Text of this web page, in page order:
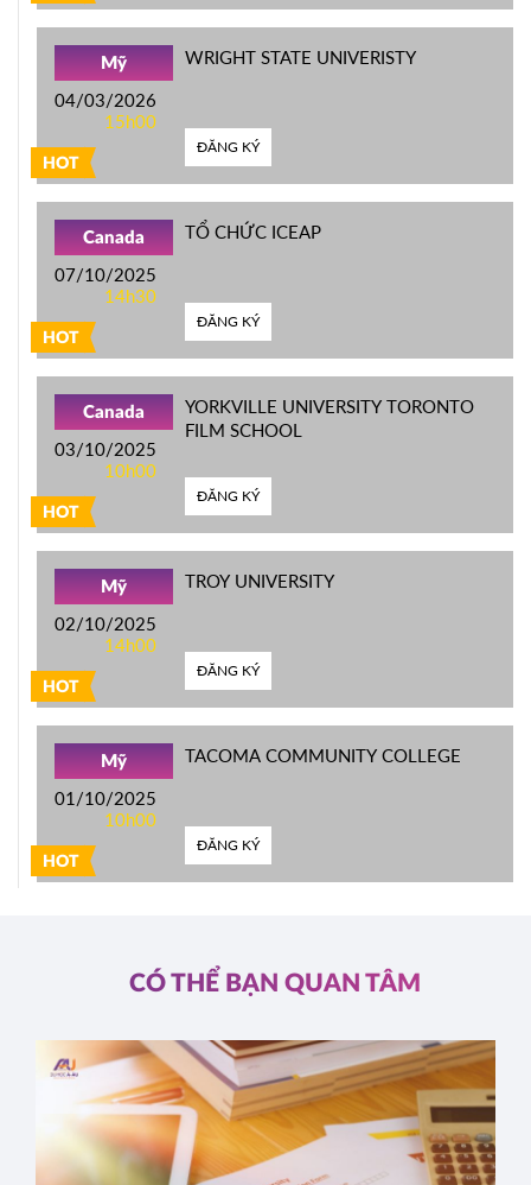
HOT
Mỹ
04/03/2026
15h00
WRIGHT STATE UNIVERISTY
ĐĂNG KÝ
HOT
Canada
07/10/2025
14h30
TỔ CHỨC ICEAP
ĐĂNG KÝ
HOT
Canada
03/10/2025
10h00
YORKVILLE UNIVERSITY TORONTO
FILM SCHOOL
ĐĂNG KÝ
HOT
Mỹ
02/10/2025
14h00
TROY UNIVERSITY
ĐĂNG KÝ
HOT
Mỹ
01/10/2025
10h00
TACOMA COMMUNITY COLLEGE
ĐĂNG KÝ
CÓ THỂ BẠN QUAN TÂM